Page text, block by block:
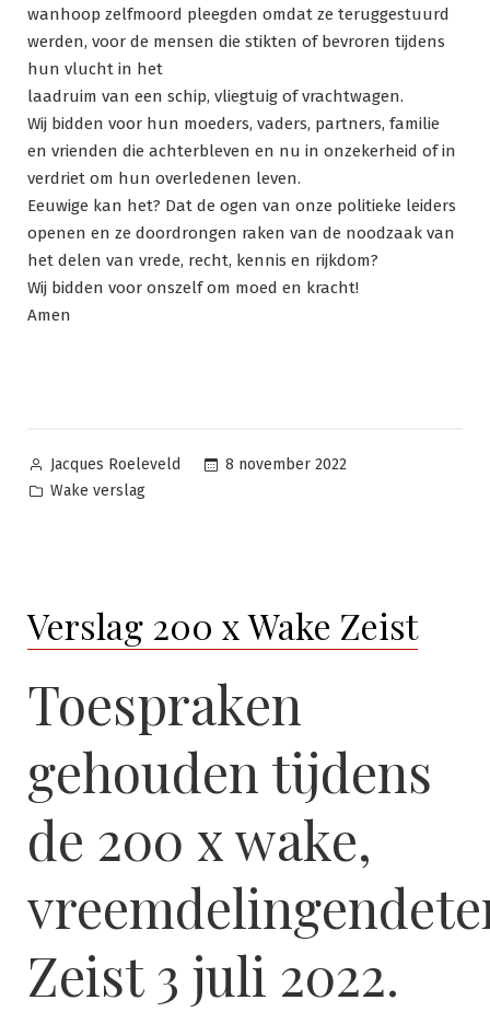
wanhoop zelfmoord pleegden omdat ze teruggestuurd
werden, voor de mensen die stikten of bevroren tijdens
hun vlucht in het
laadruim van een schip, vliegtuig of vrachtwagen.
Wij bidden voor hun moeders, vaders, partners, familie
en vrienden die achterbleven en nu in onzekerheid of in
verdriet om hun overledenen leven.
Eeuwige kan het? Dat de ogen van onze politieke leiders
openen en ze doordrongen raken van de noodzaak van
het delen van vrede, recht, kennis en rijkdom?
Wij bidden voor onszelf om moed en kracht!
Amen
Geplaatst
door
Jacques Roeleveld
8 november 2022
Geplaatst
Wake verslag
Verslag 200 x Wake Zeist
Toespraken
gehouden tijdens
de 200 x wake,
Zeist 3 juli 2022.